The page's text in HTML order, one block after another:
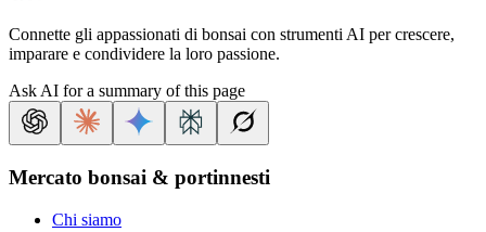
Connette gli appassionati di bonsai con strumenti AI per crescere,
imparare e condividere la loro passione.
Ask AI for a summary of this page
Mercato bonsai & portinnesti
Chi siamo